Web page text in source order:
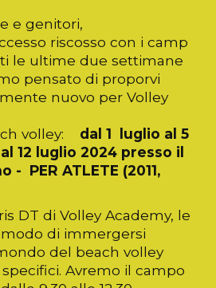
e genitori,
riscosso con i camp
le ultime due settimane
pensato di proporvi
nuovo per Volley
volley: dal 1 luglio al 5
12 luglio 2024 presso il
- PER ATLETE (2011,
DT di Volley Academy, le
modo di immergersi
del beach volley
Avremo il campo